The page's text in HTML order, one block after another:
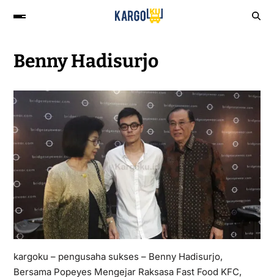
Benny Hadisurjo
kargoku – pengusaha sukses – Benny Hadisurjo,
Bersama Popeyes Mengejar Raksasa Fast Food KFC,